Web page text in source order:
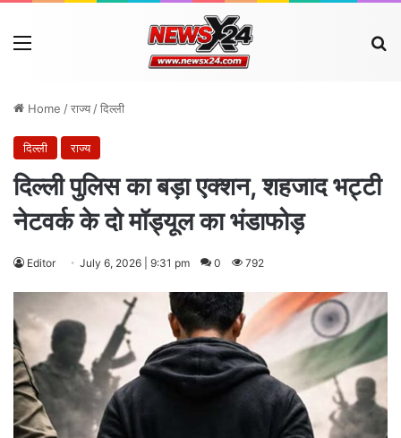
Menu
Home /राज्य /दिल्ली
दिल्ली राज्य
दिल्ली पुलिस का बड़ा एक्शन, शहजाद भट्टी
नेटवर्क के दो मॉड्यूल का भंडाफोड़
Editor July 6, 2026 | 9:31 pm 0 792